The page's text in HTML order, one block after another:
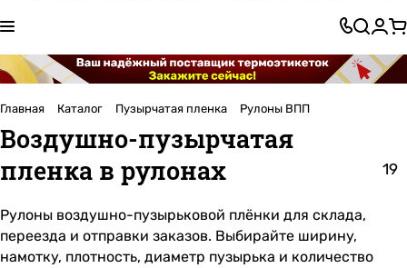
Главная Каталог Пузырчатая пленка Рулоны ВПП
Воздушно-пузырчатая
пленка в рулонах
19
Рулоны воздушно-пузырьковой плёнки для склада,
переезда и отправки заказов. Выбирайте ширину,
намотку, плотность, диаметр пузырька и количество